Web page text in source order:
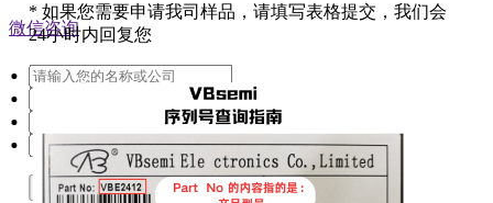
微信咨询
* 如果您需要申请我司样品，请填写表格提交，我们会
24小时内回复您
提交